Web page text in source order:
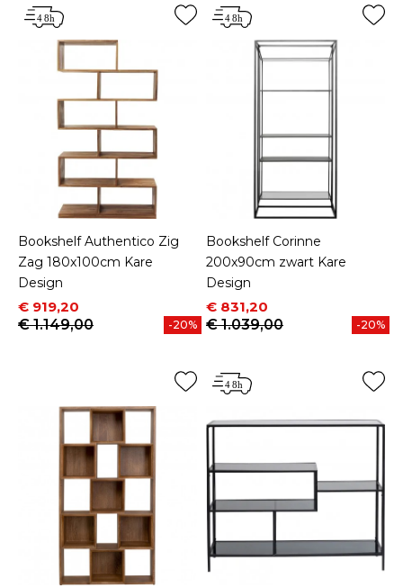
Bookshelf Authentico Zig
Zag 180x100cm Kare
Design
Prijs
€ 919,20
Normale prijs
€ 1.149,00
-20%
Bookshelf Corinne
200x90cm zwart Kare
Design
Prijs
€ 831,20
Normale prijs
€ 1.039,00
-20%